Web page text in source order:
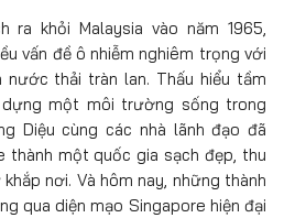
ra khỏi Malaysia vào năm 1965,
vấn đề ô nhiễm nghiêm trọng với
nước thải tràn lan. Thấu hiểu tầm
một môi trường sống trong
Diệu cùng các nhà lãnh đạo đã
thành một quốc gia sạch đẹp, thu
nơi. Và hôm nay, những thành
qua diện mạo Singapore hiện đại